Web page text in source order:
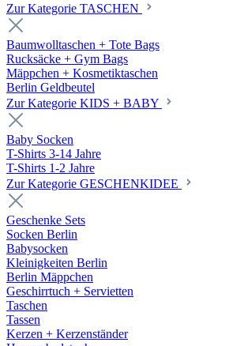
Zur Kategorie TASCHEN
Baumwolltaschen + Tote Bags
Rucksäcke + Gym Bags
Mäppchen + Kosmetiktaschen
Berlin Geldbeutel
Zur Kategorie KIDS + BABY
Baby Socken
T-Shirts 3-14 Jahre
T-Shirts 1-2 Jahre
Zur Kategorie GESCHENKIDEE
Geschenke Sets
Socken Berlin
Babysocken
Kleinigkeiten Berlin
Berlin Mäppchen
Geschirrtuch + Servietten
Taschen
Tassen
Kerzen + Kerzenständer